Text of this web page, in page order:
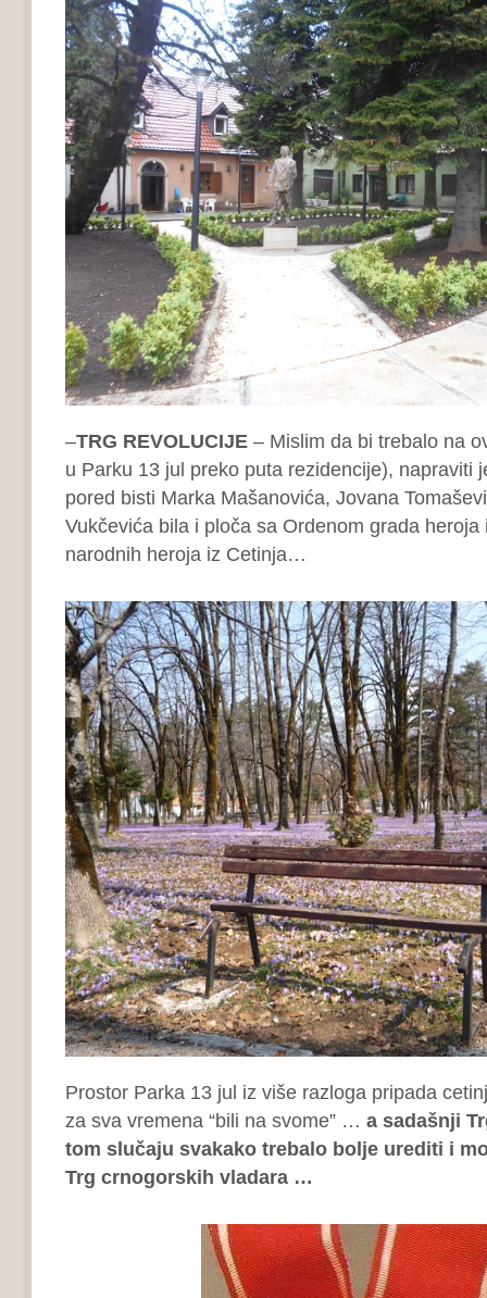
–TRG REVOLUCIJE– Mislim da bi trebalo na
u Parku 13 jul preko puta rezidencije), napraviti
pored bisti Marka Mašanovića, Jovana
Vukčevića bila i ploča sa Ordenom grada heroja
narodnih heroja iz Cetinja…
Prostor Parka 13 jul iz više razloga pripada
za sva vremena “bili na svome” … a sadašnji
tom slučaju svakako trebalo bolje urediti i
Trg crnogorskih vladara …